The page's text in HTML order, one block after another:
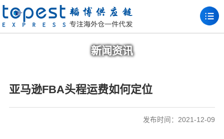
新闻资讯
亚马逊FBA头程运费如何定位
发布时间：2021-12-09